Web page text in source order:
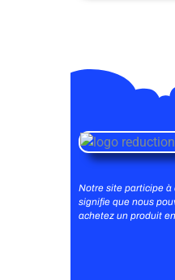
Notre site participe à
signifie que nous
achetez un produit